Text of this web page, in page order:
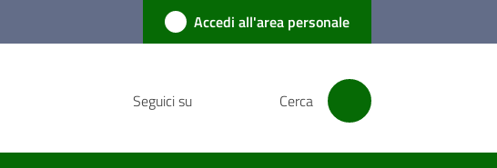
Accedi all'area personale
Seguici su Cerca